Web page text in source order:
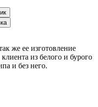
же ее изготовление
из белого и бурого
и без него.